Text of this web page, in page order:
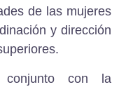
de las mujeres
y dirección
con la